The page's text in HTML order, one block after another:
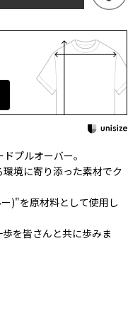
プルオーバー。
境に寄り添った素材でク
)"を原材料として使用し
を皆さんと共に歩みま